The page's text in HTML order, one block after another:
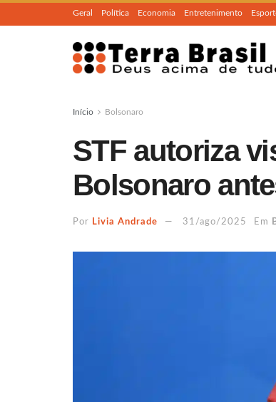
Geral Política Economia Entretenimento
Início Bolsonaro
STF autoriza
Bolsonaro
Por Livia Andrade 31/ago/2025 Em